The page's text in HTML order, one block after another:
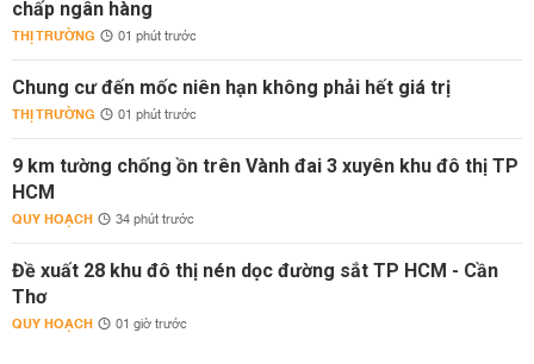
chấp ngân hàng
THỊ TRƯỜNG 01 phút trước
Chung cư đến mốc niên hạn không phải hết giá trị
THỊ TRƯỜNG 01 phút trước
9 km tường chống ồn trên Vành đai 3 xuyên khu đô thị TP
HCM
QUY HOẠCH 34 phút trước
Đề xuất 28 khu đô thị nén dọc đường sắt TP HCM - Cần
Thơ
QUY HOẠCH 01 giờ trước